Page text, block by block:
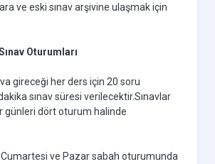
ve eski sınav arşivine ulaşmak için
Oturumları
gireceği her ders için 20 soru
sınav süresi verilecektir.Sınavlar
günleri dört oturum halinde
ve Pazar sabah oturumunda